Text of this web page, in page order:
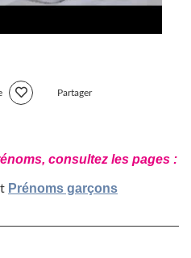
Partager
consultez les pages :
Prénoms garçons